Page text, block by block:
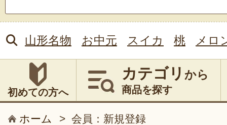
索:
山形名物 お中元 スイカ 桃 メロ
初めての方へ
カテゴリ から
商品を探す
ホーム > 会員：新規登録